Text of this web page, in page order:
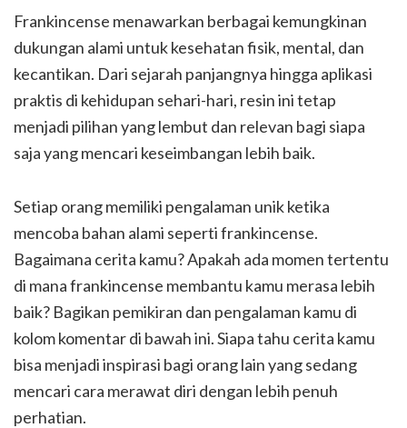
Frankincense menawarkan berbagai kemungkinan
dukungan alami untuk kesehatan fisik, mental, dan
kecantikan. Dari sejarah panjangnya hingga aplikasi
praktis di kehidupan sehari-hari, resin ini tetap
menjadi pilihan yang lembut dan relevan bagi siapa
saja yang mencari keseimbangan lebih baik.
Setiap orang memiliki pengalaman unik ketika
mencoba bahan alami seperti frankincense.
Bagaimana cerita kamu? Apakah ada momen tertentu
di mana frankincense membantu kamu merasa lebih
baik? Bagikan pemikiran dan pengalaman kamu di
kolom komentar di bawah ini. Siapa tahu cerita kamu
bisa menjadi inspirasi bagi orang lain yang sedang
mencari cara merawat diri dengan lebih penuh
perhatian.